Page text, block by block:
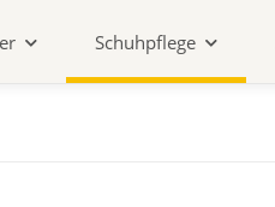
Schuhpflege